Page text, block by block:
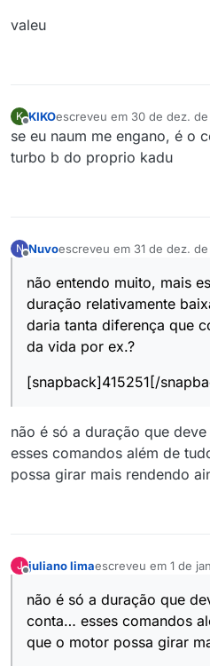
valeu
K KIKOescreveu em 30 de dez.
última edição por
se eu naum me engano, é o
turbo b do proprio kadu
N Nuvoescreveu em 31 de dez.
última edição por
não entendo muito, mais
duração relativamente
daria tanta diferença que
da vida por ex.?
[snapback]415251[/
não é só a duração que
esses comandos além de
possa girar mais rendendo
J juliano limaescreveu em 1 de
última edição por
não é só a duração que
conta… esses comandos
que o motor possa girar